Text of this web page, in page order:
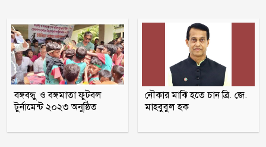
মাদক কারবারির বাড়িতে ঢোকার আগে
নিজেদেরই দেহ তল্লাশি, ব্যাখ্যা দিল পুলিশ
আওয়ামী লীগের সঙ্গে গণতন্ত্র যায় না : মির্জা
বঙ্গবন্ধু ও বঙ্গমাতা ফুটবল
টুর্নামেন্ট ২০২৩ অনুষ্ঠিত
নৌকার মাঝি হতে চান ব্রি. জে.
মাহবুবুল হক